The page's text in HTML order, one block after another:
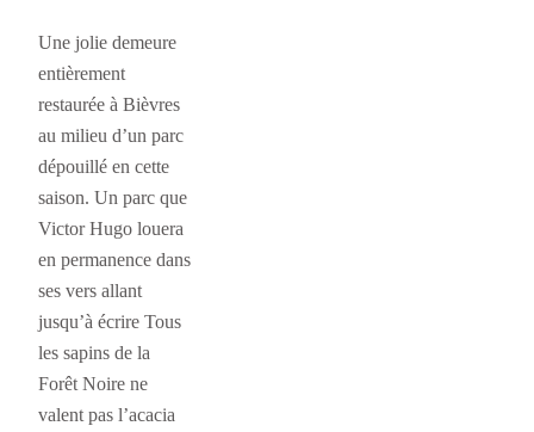
Une jolie demeure
entièrement
restaurée à Bièvres
au milieu d’un parc
dépouillé en cette
saison. Un parc que
Victor Hugo louera
en permanence dans
ses vers allant
jusqu’à écrire Tous
les sapins de la
Forêt Noire ne
valent pas l’acacia